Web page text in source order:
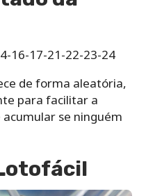
16-17-21-22-23-24
de forma aleatória,
para facilitar a
se ninguém